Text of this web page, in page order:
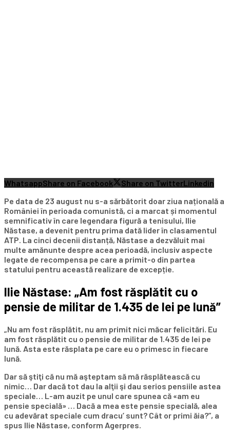
WhatsappShare on Facebook Share on TwitterLinkedin
Pe data de 23 august nu s-a sărbătorit doar ziua națională a
României în perioada comunistă, ci a marcat și momentul
semnificativ în care legendara figură a tenisului, Ilie
Năstase, a devenit pentru prima dată lider în clasamentul
ATP. La cinci decenii distanță, Năstase a dezvăluit mai
multe amănunte despre acea perioadă, inclusiv aspecte
legate de recompensa pe care a primit-o din partea
statului pentru această realizare de excepție.
llie Năstase: „Am fost răsplătit cu o
pensie de militar de 1.435 de lei pe lună”
„Nu am fost răsplătit, nu am primit nici măcar felicitări. Eu
am fost răsplătit cu o pensie de militar de 1.435 de lei pe
lună. Asta este răsplata pe care eu o primesc in fiecare
lună.
Dar să ştiţi că nu mă aşteptam să mă răsplătească cu
nimic… Dar dacă tot dau la alţii şi dau serios pensiile astea
speciale… L-am auzit pe unul care spunea că «am eu
pensie specială» … Dacă a mea este pensie specială, alea
cu adevărat speciale cum dracu’ sunt? Cât or primi ăia?”, a
spus Ilie Năstase, conform Agerpres.